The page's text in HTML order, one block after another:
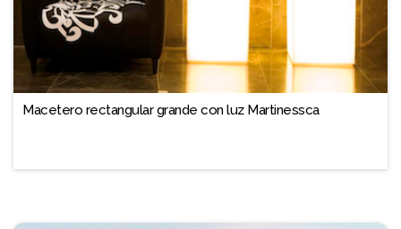
Macetero rectangular grande con luz Martinessca